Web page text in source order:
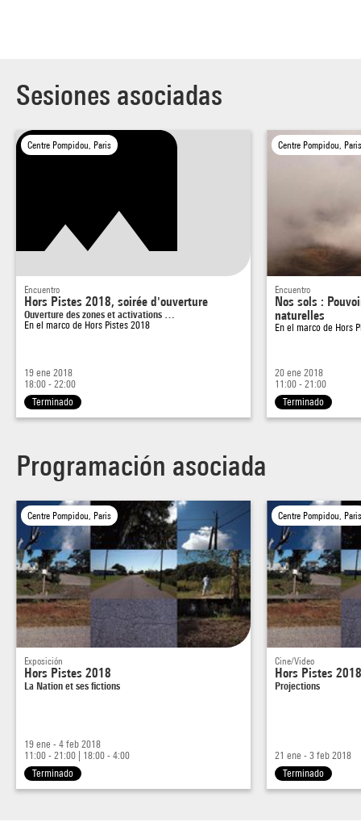
Sesiones asociadas
Centre Pompidou, Paris
Encuentro
Hors Pistes 2018, soirée d'ouverture
Ouverture des zones et activations …
En el marco de Hors Pistes 2018
19 ene 2018
18:00 - 22:00
Terminado
Centre Pompidou,
Encuentro
Nos sols :
naturelles
En el marco de Hors
20 ene 2018
11:00 - 21:00
Terminado
Programación asociada
Centre Pompidou, Paris
Exposición
Hors Pistes 2018
La Nation et ses fictions
19 ene - 4 feb 2018
11:00 - 21:00
18:00 - 4:00
Terminado
Centre Pompidou,
Cine/Video
Hors Pistes
Projections
21 ene - 3 feb 2018
Terminado